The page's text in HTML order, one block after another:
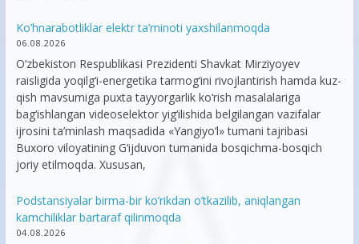
Ko’hnarabotliklar elektr ta’minoti yaxshilanmoqda
06.08.2026
O‘zbekiston Respublikasi Prezidenti Shavkat Mirziyoyev
raisligida yoqilg‘i-energetika tarmog‘ini rivojlantirish hamda kuz-
qish mavsumiga puxta tayyorgarlik ko‘rish masalalariga
bag‘ishlangan videoselektor yig‘ilishida belgilangan vazifalar
ijrosini ta’minlash maqsadida «Yangiyo‘l» tumani tajribasi
Buxoro viloyatining G‘ijduvon tumanida bosqichma-bosqich
joriy etilmoqda. Xususan,
Podstansiyalar birma-bir ko’rikdan o’tkazilib, aniqlangan
kamchiliklar bartaraf qilinmoqda
04.08.2026